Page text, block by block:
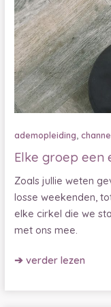
ademopleiding ,
Elke groep een
Zoals jullie weten
losse weekenden,
elke cirkel die we
met ons mee.
Elke
een
➔ verder lezen